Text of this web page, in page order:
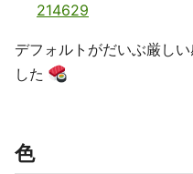
214629
デフォルトがだいぶ厳し
した
色